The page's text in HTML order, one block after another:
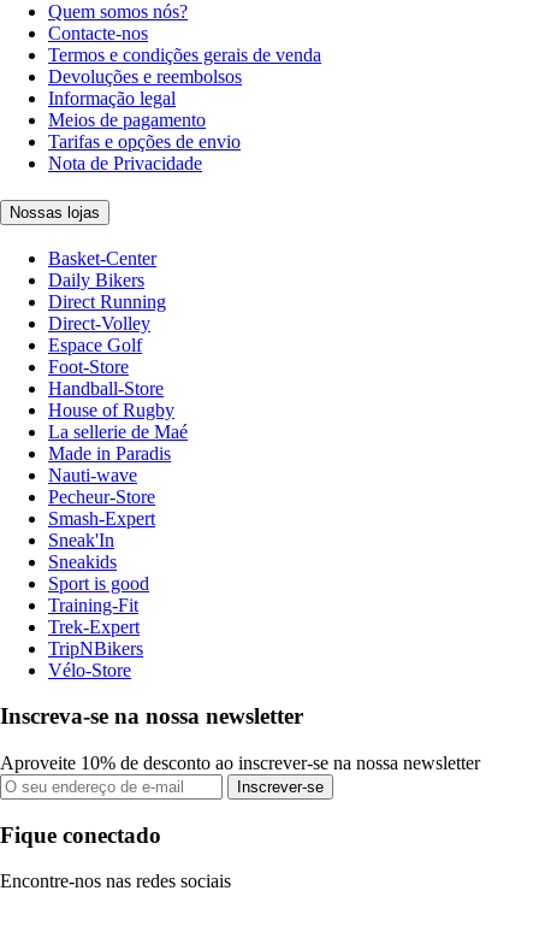
Quem somos nós?
Contacte-nos
Termos e condições gerais de venda
Devoluções e reembolsos
Informação legal
Meios de pagamento
Tarifas e opções de envio
Nota de Privacidade
Nossas lojas
Basket-Center
Daily Bikers
Direct Running
Direct-Volley
Espace Golf
Foot-Store
Handball-Store
House of Rugby
La sellerie de Maé
Made in Paradis
Nauti-wave
Pecheur-Store
Smash-Expert
Sneak'In
Sneakids
Sport is good
Training-Fit
Trek-Expert
TripNBikers
Vélo-Store
Inscreva-se na nossa newsletter
Aproveite 10% de desconto ao inscrever-se na nossa newsletter
Inscrever-se
Fique conectado
Encontre-nos nas redes sociais